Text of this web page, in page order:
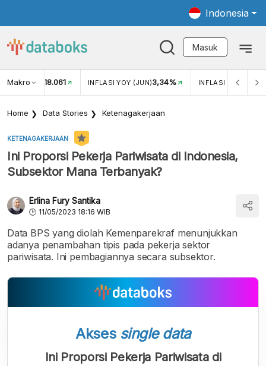
Indonesia
Masuk
Makro
USD/IDR 18.061 INFLASI YOY (JUN)3,34% INFLASI MOM (JUN)
Home Data Stories Ketenagakerjaan
KETENAGAKERJAAN
Ini Proporsi Pekerja Pariwisata di Indonesia,
Subsektor Mana Terbanyak?
Erlina Fury Santika
11/05/2023 18:16 WIB
Data BPS yang diolah Kemenparekraf menunjukkan
adanya penambahan tipis pada pekerja sektor
pariwisata. Ini pembagiannya secara subsektor.
Akses single data
Ini Proporsi Pekerja Pariwisata di